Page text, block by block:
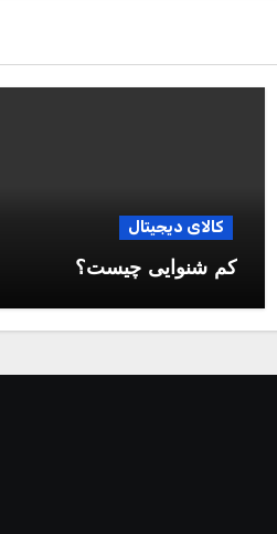
کالای دیجیتال
کم شنوایی چیست؟